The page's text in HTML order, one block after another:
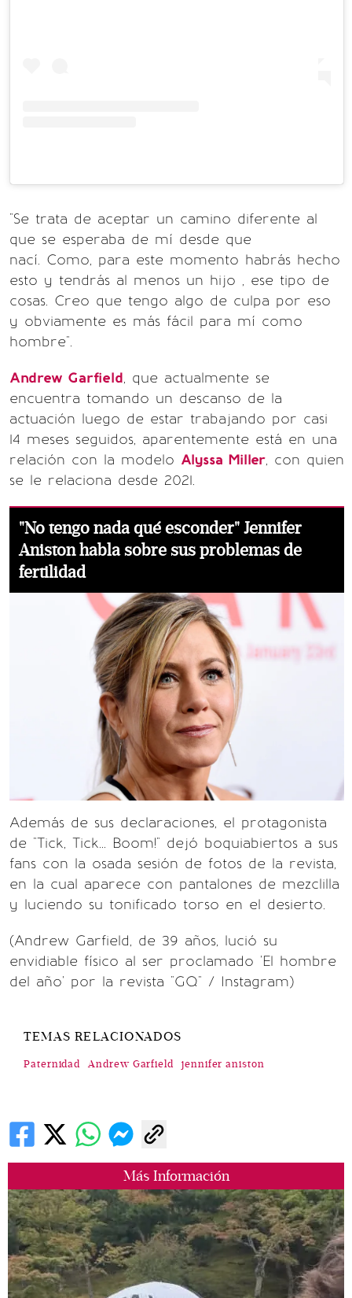
Más Información
"Se trata de aceptar un camino diferente al
que se esperaba de mí desde que
nací. Como, para este momento habrás hecho
esto y tendrás al menos un hijo , ese tipo de
cosas. Creo que tengo algo de culpa por eso
y obviamente es más fácil para mí como
hombre".
Andrew Garfield, que actualmente se
encuentra tomando un descanso de la
actuación luego de estar trabajando por casi
14 meses seguidos, aparentemente está en una
relación con la modelo Alyssa Miller, con quien
se le relaciona desde 2021.
"No tengo nada qué esconder" Jennifer
Aniston habla sobre sus problemas de
fertilidad
Además de sus declaraciones, el protagonista
de "Tick, Tick... Boom!" dejó boquiabiertos a sus
fans con la osada sesión de fotos de la revista,
en la cual aparece con pantalones de mezclilla
y luciendo su tonificado torso en el desierto.
(Andrew Garfield, de 39 años, lució su
envidiable físico al ser proclamado 'El hombre
del año' por la revista "GQ" / Instagram)
TEMAS RELACIONADOS
Paternidad Andrew Garfield jennifer aniston